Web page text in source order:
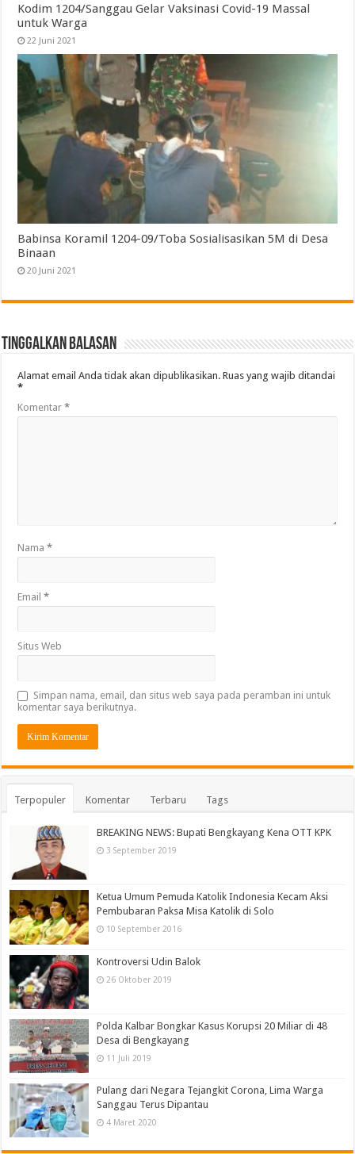
Kodim 1204/Sanggau Gelar Vaksinasi Covid-19 Massal
untuk Warga
22 Juni 2021
Babinsa Koramil 1204-09/Toba Sosialisasikan 5M di Desa
Binaan
20 Juni 2021
Tinggalkan Balasan
Alamat email Anda tidak akan dipublikasikan. Ruas yang wajib ditandai
*
Komentar*
Nama*
Email*
Situs Web
Simpan nama, email, dan situs web saya pada peramban ini untuk
komentar saya berikutnya.
Terpopuler Komentar Terbaru Tags
BREAKING NEWS: Bupati Bengkayang Kena OTT KPK
3 September 2019
Ketua Umum Pemuda Katolik Indonesia Kecam Aksi
Pembubaran Paksa Misa Katolik di Solo
10 September 2016
Kontroversi Udin Balok
26 Oktober 2019
Polda Kalbar Bongkar Kasus Korupsi 20 Miliar di 48
Desa di Bengkayang
11 Juli 2019
Pulang dari Negara Tejangkit Corona, Lima Warga
Sanggau Terus Dipantau
4 Maret 2020